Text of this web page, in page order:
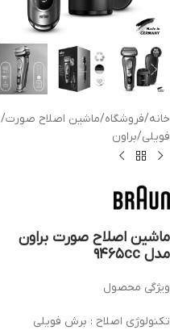
خانه/فروشگاه/ماشین اصلاح صورت/
فویلی/براون
ماشین اصلاح صورت براون
مدل ۹۴۶۵cc
ویژگی محصول
تکنولوژی اصلاح : برش فویلی